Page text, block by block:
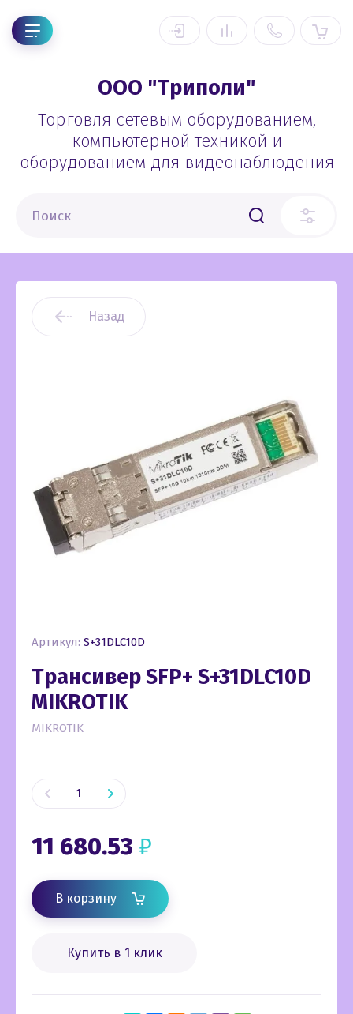
ООО "Триполи"
Торговля сетевым оборудованием,
компьютерной техникой и
оборудованием для видеонаблюдения
Назад
Артикул: S+31DLC10D
Трансивер SFP+ S+31DLC10D
MIKROTIK
MIKROTIK
11 680.53 ₽
В корзину
Купить в 1 клик